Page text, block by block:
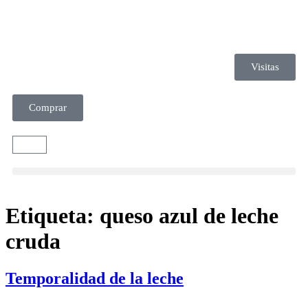
Visitas
Comprar
Etiqueta: queso azul de leche
cruda
Temporalidad de la leche